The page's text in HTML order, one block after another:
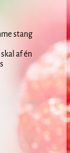
stang
af én